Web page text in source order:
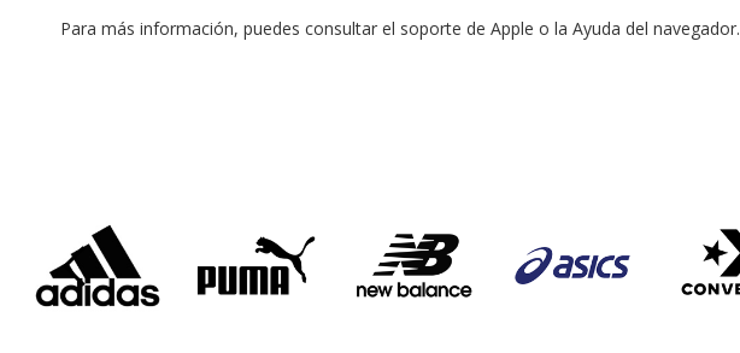
Para más información, puedes consultar el soporte de Apple o la Ayuda del navegador.
‹